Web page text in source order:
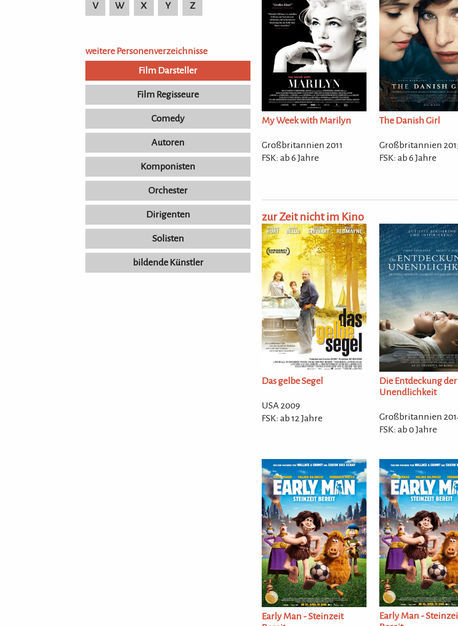
V W X Y Z
weitere Personenverzeichnisse
Film Darsteller
Film Regisseure
Comedy
Autoren
Komponisten
Orchester
Dirigenten
Solisten
bildende Künstler
My Week with Marilyn
Großbritannien 2011
FSK: ab 6 Jahre
The Danish Girl
Großbritannien
FSK: ab 6 Jahre
zur Zeit nicht im Kino
Das gelbe Segel
USA 2009
FSK: ab 12 Jahre
Die Entdeckung der
Unendlichkeit
Großbritannien
FSK: ab 0 Jahre
Early Man - Steinzeit
Early Man -